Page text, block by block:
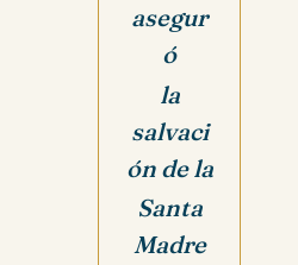
asegur
ó
la
salvaci
ón de la
Santa
Madre